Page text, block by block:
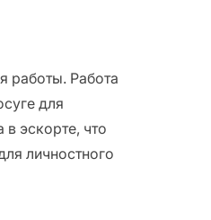
работы. Работа
для
эскорте, что
личностного